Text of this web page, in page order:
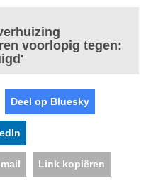
voorlopig tegen:
Deel op Bluesky
Link kopiëren